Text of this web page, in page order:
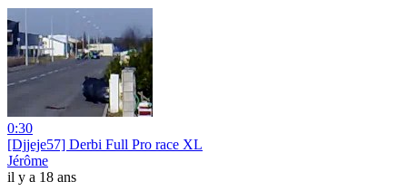
0:30
[Djjeje57] Derbi Full Pro race XL
Jérôme
il y a 18 ans